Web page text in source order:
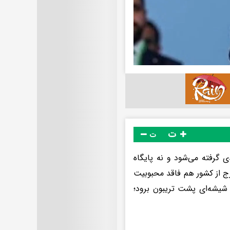
ت
گرفته می‌شود و نه پایگاه
از کشور هم فاقد محبوبیت
پشت تریبون برود؛